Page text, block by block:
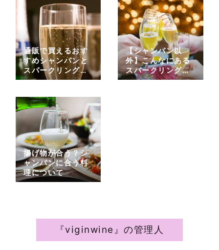
通販で買えるおす
すめシャンパンと
スパークリングワ
インの紹介
【シャンパン以
外】こんなにある
スパークリングワ
インの種類
揚げ物が合う？シ
ャンパンに合う料
理について
『viginwine』の管理人